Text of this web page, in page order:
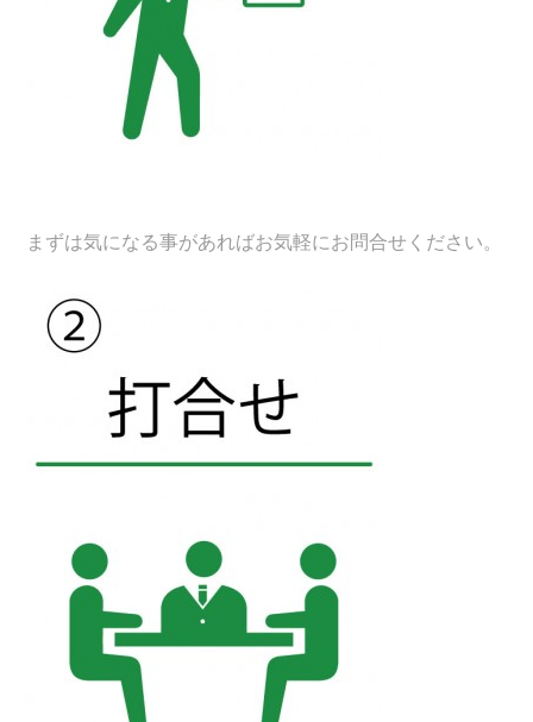
まずは気になる事があればお気軽にお問合せください。